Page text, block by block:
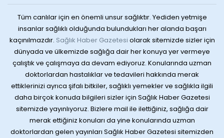
Tüm canlılar için en önemli unsur sağlıktır. Yediden yetmişe
insanlar sağlıklı olduğunda bulundukları her alanda başarı
kaçınılmazdır. Sağlık Haber Gazetesi olarak sitemizde sizler için
dünyada ve ülkemizde sağlığa dair her konuya yer vermeye
çalıştık ve çalışmaya da devam ediyoruz. Konularında uzman
doktorlardan hastalıklar ve tedavileri hakkında merak
ettiklerinizi ayrıca şifalı bitkiler, sağlıklı yemekler ve sağlıkla ilgili
daha birçok konuda bilgileri sizler için Sağlık Haber Gazetesi
sitemizde yayınlıyoruz. Bizlere mail ile ilettiğiniz, sağlığa dair
merak ettiğiniz konuları da yine konularında uzman
doktorlardan gelen yayınları Sağlık Haber Gazetesi sitemizden